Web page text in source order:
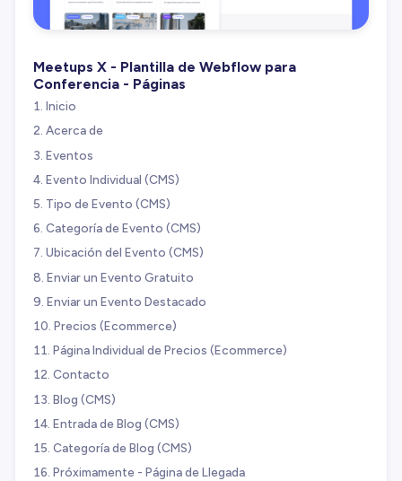
Meetups X - Plantilla de Webflow para
Conferencia - Páginas
Inicio
Acerca de
Eventos
Evento Individual (CMS)
Tipo de Evento (CMS)
Categoría de Evento (CMS)
Ubicación del Evento (CMS)
Enviar un Evento Gratuito
Enviar un Evento Destacado
Precios (Ecommerce)
Página Individual de Precios (Ecommerce)
Contacto
Blog (CMS)
Entrada de Blog (CMS)
Categoría de Blog (CMS)
Próximamente - Página de Llegada